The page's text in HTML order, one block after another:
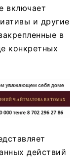
включает
и другие
в
конкретных
действий